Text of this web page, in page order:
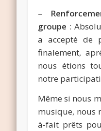
–
groupe :
a accepté de
finalement,
nous étions
notre
Même si nous
musique, nous
à-fait prêts